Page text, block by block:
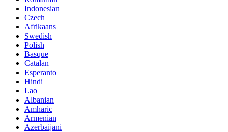
Indonesian
Czech
Afrikaans
Swedish
Polish
Basque
Catalan
Esperanto
Hindi
Lao
Albanian
Amharic
Armenian
Azerbaijani